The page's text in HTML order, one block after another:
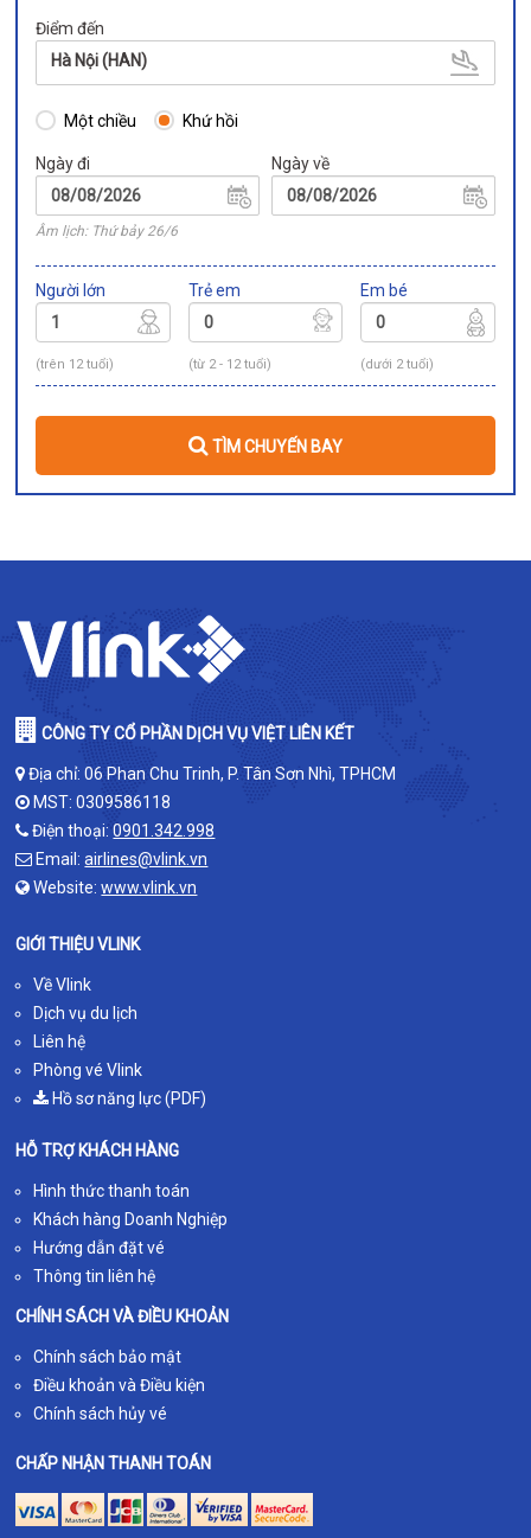
Điểm đến
Hà Nội (HAN)
Một chiều Khứ hồi
Ngày đi
Âm lịch: Thứ bảy 26/6
Ngày về
Người lớn
(trên 12 tuổi)
Trẻ em
(từ 2 - 12 tuổi)
Em bé
(dưới 2 tuổi)
TÌM CHUYẾN BAY
CÔNG TY CỔ PHẦN DỊCH VỤ VIỆT LIÊN KẾT
Địa chỉ: 06 Phan Chu Trinh, P. Tân Sơn Nhì, TPHCM
MST: 0309586118
Điện thoại:0901.342.998
Email:airlines@vlink.vn
Website:www.vlink.vn
GIỚI THIỆU VLINK
Về Vlink
Dịch vụ du lịch
Liên hệ
Phòng vé Vlink
Hồ sơ năng lực (PDF)
HỖ TRỢ KHÁCH HÀNG
Hình thức thanh toán
Khách hàng Doanh Nghiệp
Hướng dẫn đặt vé
Thông tin liên hệ
CHÍNH SÁCH VÀ ĐIỀU KHOẢN
Chính sách bảo mật
Điều khoản và Điều kiện
Chính sách hủy vé
CHẤP NHẬN THANH TOÁN